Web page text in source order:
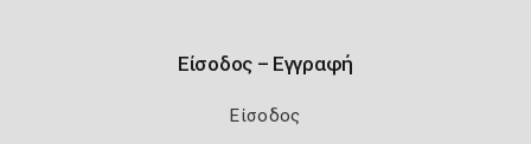
Είσοδος – Εγγραφή
Είσοδος